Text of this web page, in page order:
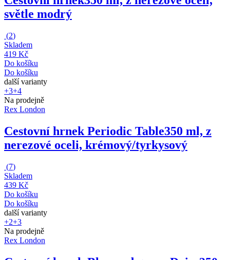
světle modrý
(2)
Skladem
419 Kč
Do košíku
Do košíku
další varianty
+3+4
Na prodejně
Rex London
Cestovní hrnek Periodic Table350 ml, z
nerezové oceli, krémový/tyrkysový
(7)
Skladem
439 Kč
Do košíku
Do košíku
další varianty
+2+3
Na prodejně
Rex London